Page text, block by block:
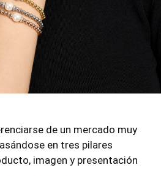
de un mercado muy
en tres pilares
imagen y presentación